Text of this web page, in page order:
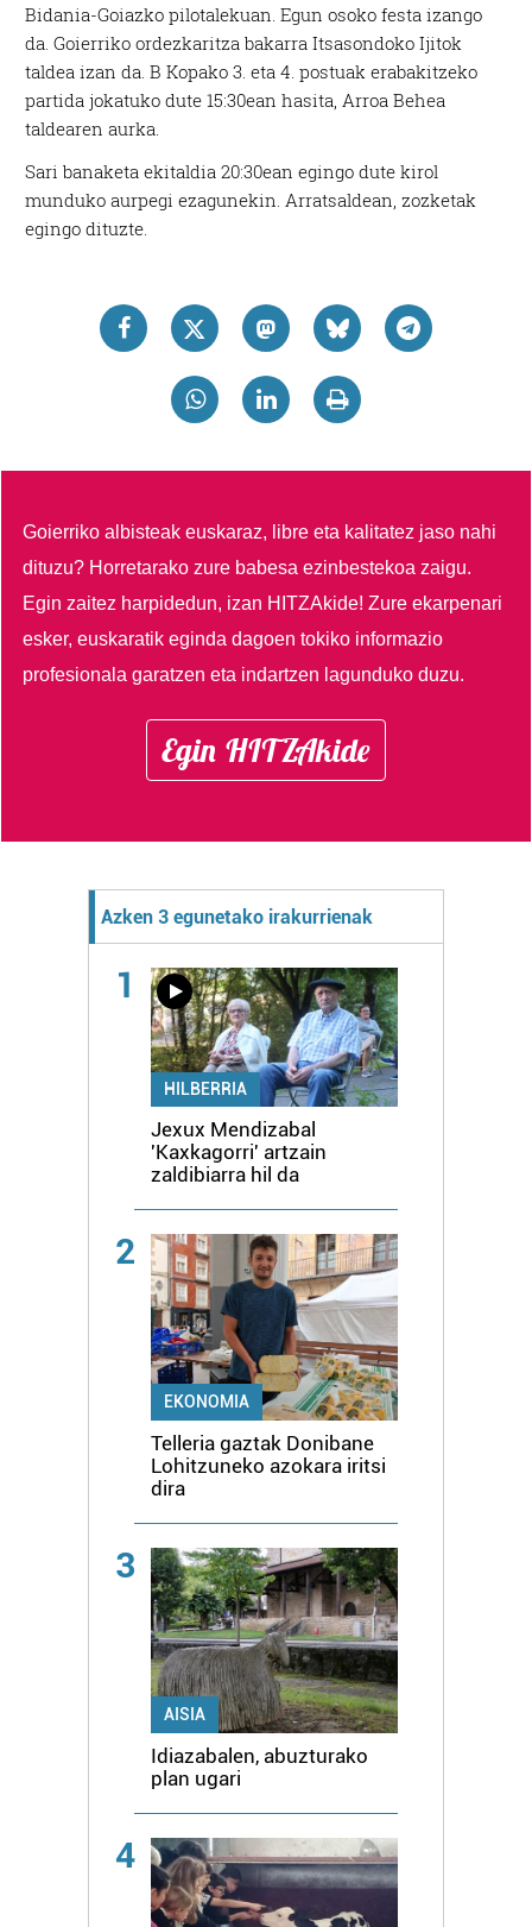
Bidania-Goiazko pilotalekuan. Egun osoko festa izango
da. Goierriko ordezkaritza bakarra Itsasondoko Ijitok
taldea izan da. B Kopako 3. eta 4. postuak erabakitzeko
partida jokatuko dute 15:30ean hasita, Arroa Behea
taldearen aurka.
Sari banaketa ekitaldia 20:30ean egingo dute kirol
munduko aurpegi ezagunekin. Arratsaldean, zozketak
egingo dituzte.
Goierriko albisteak euskaraz, libre eta kalitatez jaso nahi
dituzu? Horretarako zure babesa ezinbestekoa zaigu.
Egin zaitez harpidedun, izan HITZAkide!Zure ekarpenari
esker, euskaratik eginda dagoen tokiko informazio
profesionala garatzen eta indartzen lagunduko duzu.
Egin HITZAkide
Azken 3 egunetako irakurrienak
1
HILBERRIA
Jexux Mendizabal
'Kaxkagorri' artzain
zaldibiarra hil da
2
EKONOMIA
Telleria gaztak Donibane
Lohitzuneko azokara iritsi
dira
3
AISIA
Idiazabalen, abuzturako
plan ugari
4